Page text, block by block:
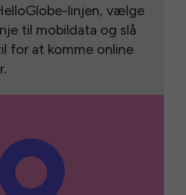
linjen, vælge
til mobildata og slå
for at komme online